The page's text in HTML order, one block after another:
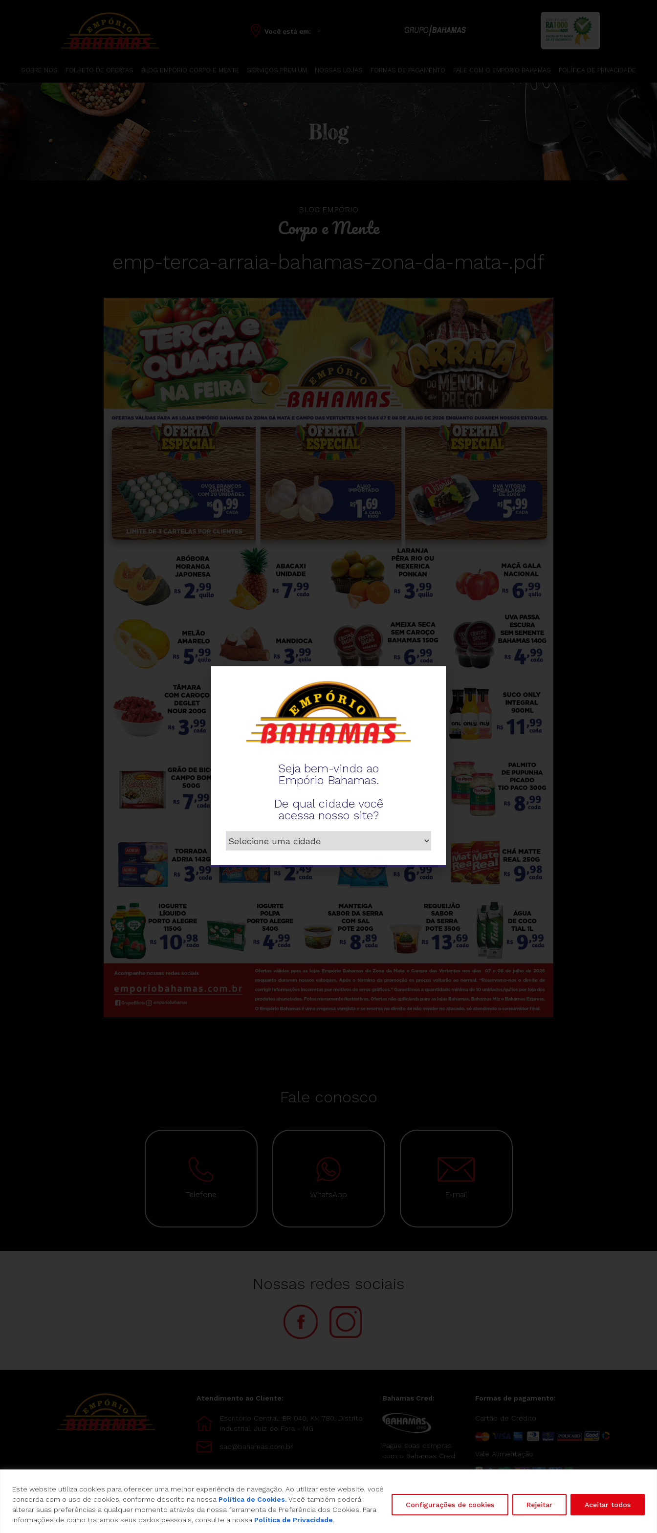
Este website utiliza cookies para oferecer uma melhor experiência de navegação. Ao utilizar este website, você
concorda com o uso de cookies, conforme descrito na nossa Política de Cookies. Você também poderá
alterar suas preferências a qualquer momento através da nossa ferramenta de Preferência dos Cookies. Para
informações de como tratamos seus dados pessoais, consulte a nossa Política de Privacidade.
Configurações de cookies Rejeitar Aceitar todos
Você está em: -
SOBRE NÓS FOLHETO DE OFERTAS BLOG EMPÓRIO CORPO E MENTE SERVIÇOS PREMIUM NOSSAS LOJAS FORMAS DE PAGAMENTO FALE COM O EMPÓRIO BAHAMAS POLÍTICA DE PRIVACIDADE
Blog
BLOG EMPÓRIO
Corpo e Mente
emp-terca-arraia-bahamas-zona-da-mata-.pdf
Fale conosco
Telefone WhatsApp E-mail
Nossas redes sociais
Atendimento ao Cliente:
Escritório Central: BR 040, KM 780, Distrito
Industrial, Juiz de Fora - MG
sac@bahamas.com.br
Bahamas Cred:
Pague suas compras
com o Bahamas Cred
Formas de pagamento:
Cartão de Crédito
Vale Alimentação
Copyright 2023 - Empório Bahamas - Todos os Direitos Reservados
Seja bem-vindo ao
Empório Bahamas.
De qual cidade você
acessa nosso site?